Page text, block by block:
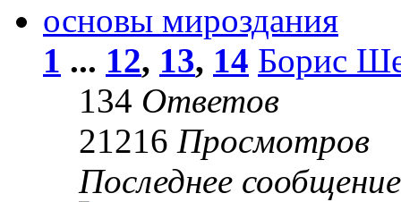
основы мироздания
1 ... 12, 13, 14 Борис
134 Ответов
21216 Просмотров
Последнее